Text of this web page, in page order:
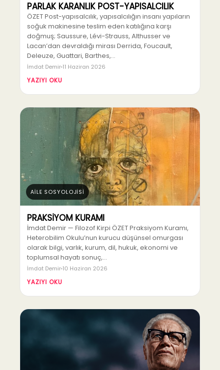
PARLAK KARANLIK POST-YAPISALCILIK
ÖZET Post-yapısalcılık, yapısalcılığın insanı yapıların
soğuk makinesine teslim eden katılığına karşı
doğmuş; Saussure, Lévi-Strauss, Althusser ve
Lacan’dan devraldığı mirası Derrida, Foucault,
Deleuze, Guattari, Barthes,…
İmdat Demir 11 Haziran 2026
YAZIYI OKU
AİLE SOSYOLOJİSİ
PRAKSİYOM KURAMI
İmdat Demir — Filozof Kirpi ÖZET Praksiyom Kuramı,
Heterobilim Okulu’nun kurucu düşünsel omurgası
olarak bilgi, varlık, kurum, dil, hukuk, ekonomi ve
toplumsal hayatı sonuç,…
İmdat Demir 10 Haziran 2026
YAZIYI OKU